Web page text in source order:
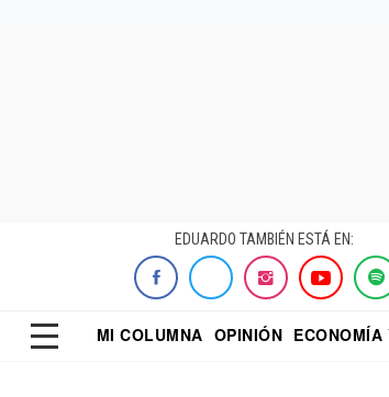
EDUARDO TAMBIÉN ESTÁ EN:
MI COLUMNA OPINIÓN ECONOMÍA